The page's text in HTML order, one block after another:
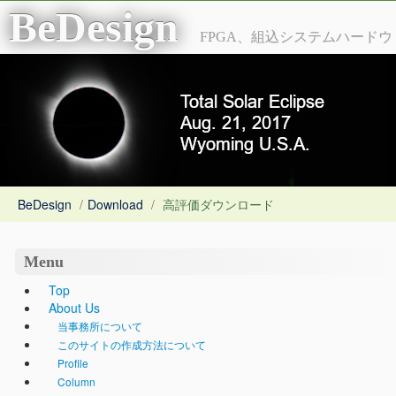
BeDesign FPGA、組込システムハードウ
ェア全般の受託開発
BeDesign / Download / 高評価ダウンロード
Menu
Top
About Us
当事務所について
このサイトの作成方法について
Profile
Column